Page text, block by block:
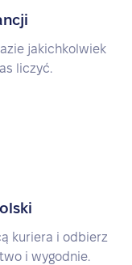
jakichkolwiek
liczyć.
kuriera i odbierz
i wygodnie.